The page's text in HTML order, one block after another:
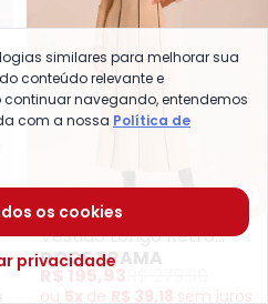
- Vestido (Floral
Vestido Longo Retrô
Glam em Ribana (Bege)
DOCE TRAMA
R$ 195,93
ou 5x de R$ 39,18 sem juros
similares para melhorar sua
conteúdo relevante e
navegando, entendemos
com a nossa Política de
os cookies
privacidade